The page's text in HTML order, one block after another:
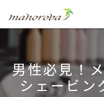
男性必見！
シェービン